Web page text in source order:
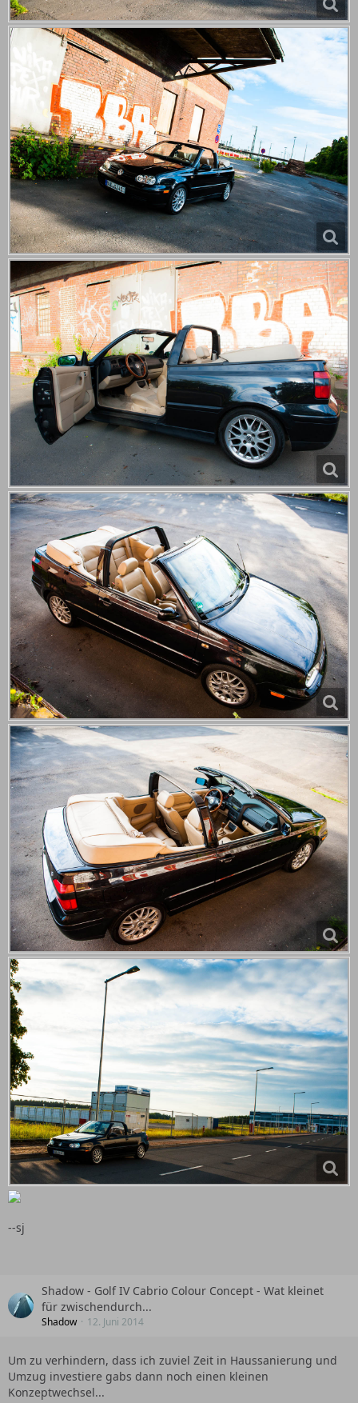
--sj
Shadow - Golf IV Cabrio Colour Concept - Wat kleinet
für zwischendurch...
Shadow 12. Juni 2014
Um zu verhindern, dass ich zuviel Zeit in Haussanierung und
Umzug investiere gabs dann noch einen kleinen
Konzeptwechsel...